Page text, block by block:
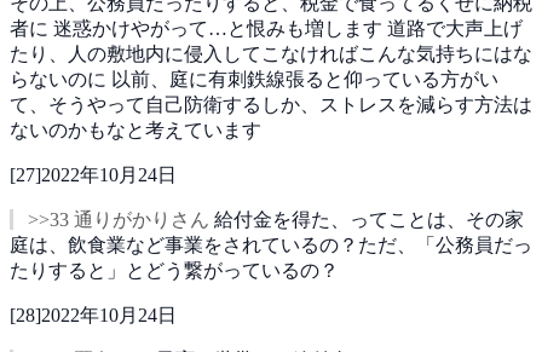
者に 迷惑かけやがって…と恨みも増します 道路で大声上げ
たり、人の敷地内に侵入してこなければこんな気持ちにはな
らないのに 以前、庭に有刺鉄線張ると仰っている方がい
て、そうやって自己防衛するしか、ストレスを減らす方法は
ないのかもなと考えています
[27]2022年10月24日
>>33 通りがかりさん 給付金を得た、ってことは、その家
庭は、飲食業など事業をされているの？ただ、「公務員だっ
たりすると」とどう繋がっているの？
[28]2022年10月24日